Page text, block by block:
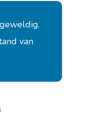
mijn gezin
onze
enorm